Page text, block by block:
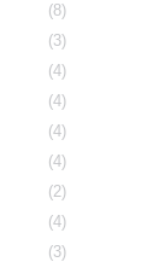
(8)
(3)
(4)
(4)
(4)
(4)
(2)
(4)
(3)